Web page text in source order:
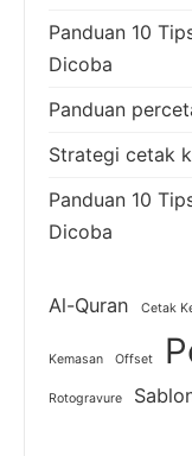
Panduan 10
Dicoba
Panduan
Strategi cetak
Panduan 10
Dicoba
Al-Quran Cetak
Kemasan Offset
Rotogravure